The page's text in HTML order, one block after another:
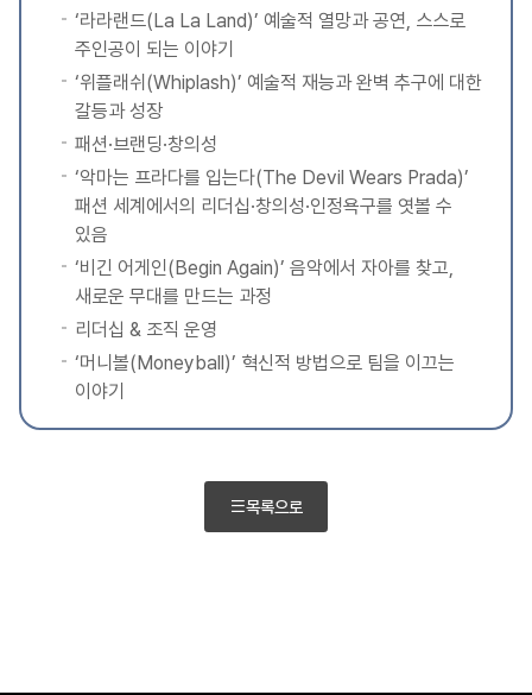
‘라라랜드(La La Land)’ 예술적 열망과 공연, 스스로
주인공이 되는 이야기
‘위플래쉬(Whiplash)’ 예술적 재능과 완벽 추구에 대한
갈등과 성장
패션·브랜딩·창의성
‘악마는 프라다를 입는다(The Devil Wears Prada)’
패션 세계에서의 리더십·창의성·인정욕구를 엿볼 수
있음
‘비긴 어게인(Begin Again)’ 음악에서 자아를 찾고,
새로운 무대를 만드는 과정
리더십 & 조직 운영
‘머니볼(Moneyball)’ 혁신적 방법으로 팀을 이끄는
이야기
목록으로